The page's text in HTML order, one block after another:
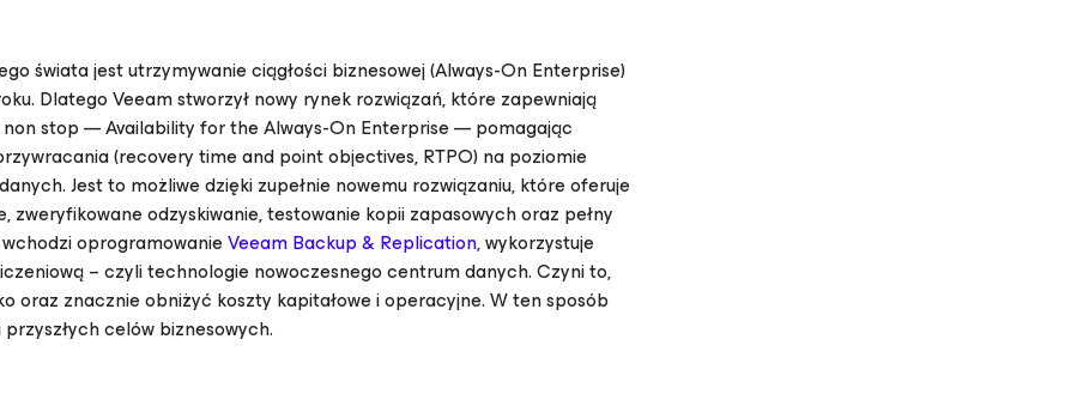
świata jest utrzymywanie ciągłości biznesowej (Always-On Enterprise)
Dlatego Veeam stworzył nowy rynek rozwiązań, które zapewniają
non stop —Availability for the Always-On Enterprise— pomagając
(recovery time and point objectives, RTPO) na poziomie
Jest to możliwe dzięki zupełnie nowemu rozwiązaniu, które oferuje
odzyskiwanie, testowanie kopii zapasowych oraz pełny
oprogramowanieVeeam Backup & Replication, wykorzystuje
– czyli technologie nowoczesnego centrum danych. Czyni to,
znacznie obniżyć koszty kapitałowe i operacyjne. W ten sposób
celów biznesowych.